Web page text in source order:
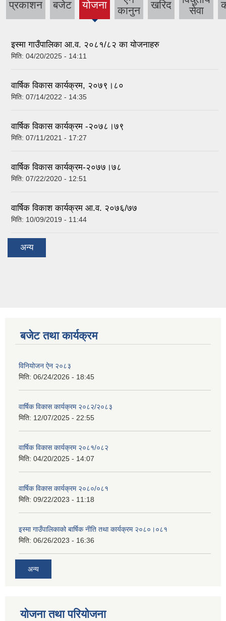
प्रकाशन बजेट योजना
कानुन
खरिद
सेवा
इस्मा गाउँपालिका आ.व. २०८१/८२ का योजनाहरु
मिति: 04/20/2025 - 14:11
वार्षिक विकास कार्यक्रम, २०७९।८०
मिति: 07/14/2022 - 14:35
वार्षिक विकास कार्यक्रम -२०७८।७९
मिति: 07/11/2021 - 17:27
वार्षिक विकास कार्यक्रम-२०७७।७८
मिति: 07/22/2020 - 12:51
वार्षिक विकाश कार्यक्रम आ.व. २०७६/७७
मिति: 10/09/2019 - 11:44
अन्य
बजेट तथा कार्यक्रम
विनियोजन ऐन २०८३
मिति: 06/24/2026 - 18:45
वार्षिक विकास कार्यक्रम २०८२/२०८३
मिति: 12/07/2025 - 22:55
वार्षिक विकास कार्यक्रम २०८१/०८२
मिति: 04/20/2025 - 14:07
वार्षिक विकास कार्यक्रम २०८०/०८१
मिति: 09/22/2023 - 11:18
इस्मा गाउँपालिकाको बार्षिक नीति तथा कार्यक्रम २०८०।०८१
मिति: 06/26/2023 - 16:36
अन्य
योजना तथा परियोजना